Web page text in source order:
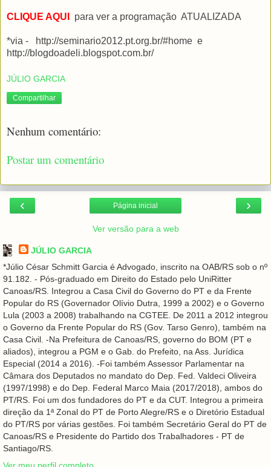
CLIQUE AQUI para ver a programação ATUALIZADA
*via - http://seminario2012.pt.org.br/#home e
http://blogdoadeli.blogspot.com.br/
JÚLIO GARCIA
Compartilhar
Nenhum comentário:
Postar um comentário
‹ ›
Página inicial
Ver versão para a web
JÚLIO GARCIA
*Júlio César Schmitt Garcia é Advogado, inscrito na OAB/RS sob o nº
91.182. - Pós-graduado em Direito do Estado pelo UniRitter
Canoas/RS. Integrou a Casa Civil do Governo do PT e da Frente
Popular do RS (Governador Olívio Dutra, 1999 a 2002) e o Governo
Lula (2003 a 2008) trabalhando na CGTEE. De 2011 a 2012 integrou
o Governo da Frente Popular do RS (Gov. Tarso Genro), também na
Casa Civil. -Na Prefeitura de Canoas/RS, governo do BOM (PT e
aliados), integrou a PGM e o Gab. do Prefeito, na Ass. Jurídica
Especial (2014 a 2016). -Foi também Assessor Parlamentar na
Câmara dos Deputados no mandato do Dep. Fed. Valdeci Oliveira
(1997/1998) e do Dep. Federal Marco Maia (2017/2018), ambos do
PT/RS. Foi um dos fundadores do PT e da CUT. Integrou a primeira
direção da 1ª Zonal do PT de Porto Alegre/RS e o Diretório Estadual
do PT/RS por várias gestões. Foi também Secretário Geral do PT de
Canoas/RS e Presidente do Partido dos Trabalhadores - PT de
Santiago/RS.
Ver meu perfil completo